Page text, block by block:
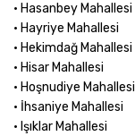
• Hasanbey Mahallesi
• Hayriye Mahallesi
• Hekimdağ Mahallesi
• Hisar Mahallesi
• Hoşnudiye Mahallesi
• İhsaniye Mahallesi
• Işıklar Mahallesi